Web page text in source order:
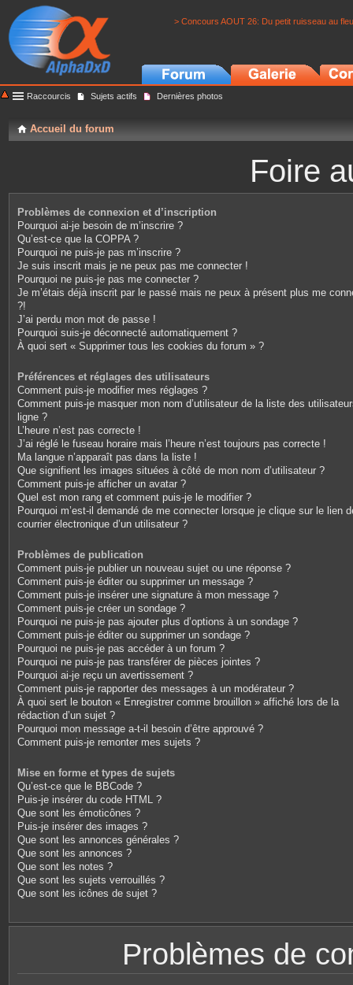
> Concours AOUT 26: Du petit ruisseau au
Raccourcis Sujets actifs Dernières photos
Accueil du forum
Foire
Problèmes de connexion et d’inscription
Pourquoi ai-je besoin de m’inscrire ?
Qu’est-ce que la COPPA ?
Pourquoi ne puis-je pas m’inscrire ?
Je suis inscrit mais je ne peux pas me connecter !
Pourquoi ne puis-je pas me connecter ?
Je m’étais déjà inscrit par le passé mais ne peux à présent plus me
?!
J’ai perdu mon mot de passe !
Pourquoi suis-je déconnecté automatiquement ?
À quoi sert « Supprimer tous les cookies du forum » ?
Préférences et réglages des utilisateurs
Comment puis-je modifier mes réglages ?
Comment puis-je masquer mon nom d’utilisateur de la liste des
ligne ?
L’heure n’est pas correcte !
J’ai réglé le fuseau horaire mais l’heure n’est toujours pas correcte !
Ma langue n’apparaît pas dans la liste !
Que signifient les images situées à côté de mon nom d’utilisateur ?
Comment puis-je afficher un avatar ?
Quel est mon rang et comment puis-je le modifier ?
Pourquoi m’est-il demandé de me connecter lorsque je clique sur le lien
courrier électronique d’un utilisateur ?
Problèmes de publication
Comment puis-je publier un nouveau sujet ou une réponse ?
Comment puis-je éditer ou supprimer un message ?
Comment puis-je insérer une signature à mon message ?
Comment puis-je créer un sondage ?
Pourquoi ne puis-je pas ajouter plus d’options à un sondage ?
Comment puis-je éditer ou supprimer un sondage ?
Pourquoi ne puis-je pas accéder à un forum ?
Pourquoi ne puis-je pas transférer de pièces jointes ?
Pourquoi ai-je reçu un avertissement ?
Comment puis-je rapporter des messages à un modérateur ?
À quoi sert le bouton « Enregistrer comme brouillon » affiché lors de la
rédaction d’un sujet ?
Pourquoi mon message a-t-il besoin d’être approuvé ?
Comment puis-je remonter mes sujets ?
Mise en forme et types de sujets
Qu’est-ce que le BBCode ?
Puis-je insérer du code HTML ?
Que sont les émoticônes ?
Puis-je insérer des images ?
Que sont les annonces générales ?
Que sont les annonces ?
Que sont les notes ?
Que sont les sujets verrouillés ?
Que sont les icônes de sujet ?
Problèmes de